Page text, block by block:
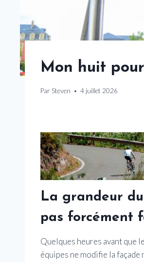
Mon huit
Par Steven 4 juillet 2026
La grandeur
pas forcément
Quelques heures avant que
équipes ne modifie la